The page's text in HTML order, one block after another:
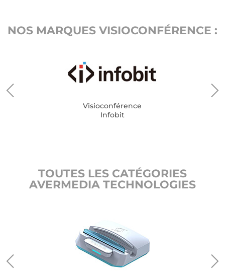
NOS MARQUES VISIOCONFÉRENCE :
Visioconférence
Infobit
TOUTES LES CATÉGORIES
AVERMEDIA TECHNOLOGIES